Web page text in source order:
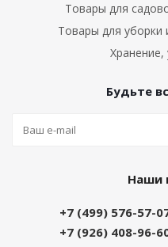
Товары для
Товары для уборки
Хранение,
Будьте
Наши
+7 (499) 576-57-
+7 (926) 408-96-